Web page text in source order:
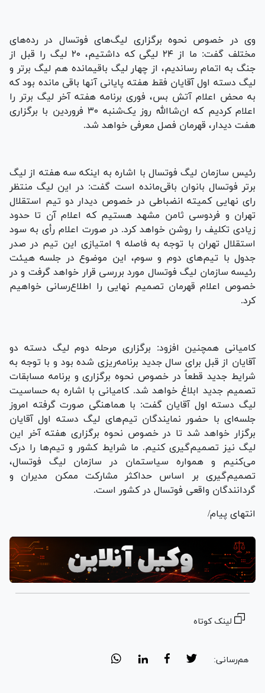
وی در خصوص نحوه برگزاری لیگ‌های فوتسال در رده‌های
مختلف گفت: ما از ۲۴ لیگی که داشتیم، ۲۰ لیگ را قبل از
جنگ به اتمام رساندیم، از چهار لیگ باقیمانده هم لیگ برتر و
لیگ دسته اول آقایان فقط هفته پایانی آنها باقی مانده بود که
به محض اعلام آتش بس، فوری برنامه هفته آخر لیگ برتر را
اعلام کردیم که ان‌شاالله روز یک‌شنبه ۳۰ فروردین با برگزاری
هفت دیدار، قهرمان فصل معرفی خواهد شد.
رئیس سازمان لیگ فوتسال با اشاره به اینکه سه هفته از لیگ
برتر فوتسال بانوان باقی‌مانده است گفت: در این لیگ منتظر
رای نهایی کمیته انضباطی در خصوص دیدار دو تیم استقلال
تهران و فردوسی ثامن مشهد هستیم که اعلام آن تا حدود
زیادی تکلیف را روشن خواهد کرد. در صورت اعلام رأی به سود
استقلال تهران با توجه به فاصله ۹ امتیازی این تیم در صدر
جدول با تیم‌های دوم و سوم، این موضوع در جلسه هیئت
رئیسه سازمان لیگ فوتسال مورد بررسی قرار خواهد گرفت و در
خصوص اعلام قهرمان تصمیم نهایی را اطلاع‌رسانی خواهیم
کرد.
کامیانی همچنین افزود: برگزاری مرحله دوم لیگ دسته دو
آقایان از قبل برای سال جدید برنامه‌ریزی شده بود و با توجه به
شرایط جدید قطعاً در خصوص نحوه برگزاری و برنامه مسابقات
تصمیم جدید ابلاغ خواهد شد. کامیانی با اشاره به حساسیت
لیگ دسته اول آقایان گفت: با هماهنگی صورت گرفته امروز
جلسه‌ای با حضور نمایندگان تیم‌های لیگ دسته اول آقایان
برگزار خواهد شد تا در خصوص نحوه برگزاری هفته آخر این
لیگ نیز تصمیم‌گیری کنیم. ما شرایط کشور و تیم‌ها را درک
می‌کنیم و همواره سیاستمان در سازمان لیگ فوتسال،
تصمیم‌گیری بر اساس حداکثر مشارکت ممکن مدیران و
گردانندگان واقعی فوتسال در کشور است.
انتهای پیام/
لینک کوتاه
هم‌رسانی: